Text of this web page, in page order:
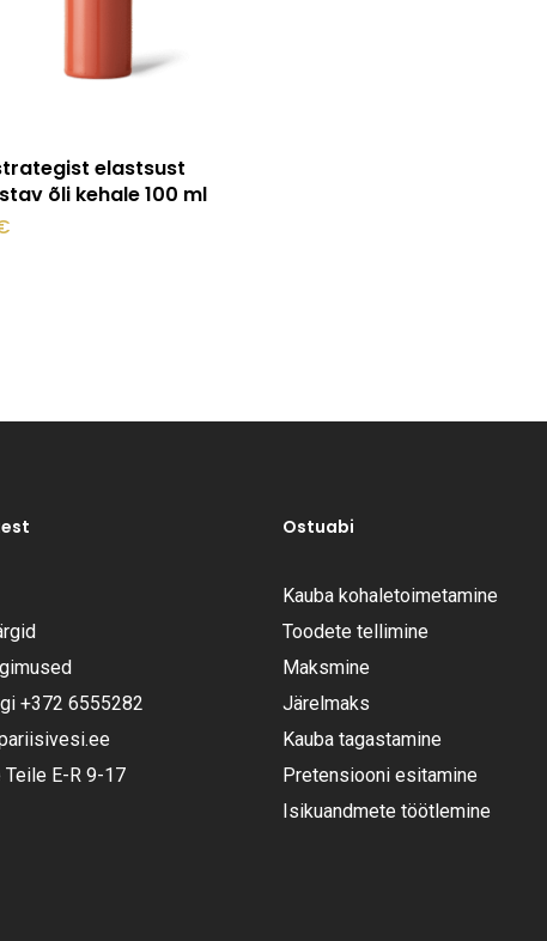
Lisa korvi
elastsust
õli kehale 100 ml
+372 6555282
Teile E-R 9-17
Ostuabi
Kauba kohaletoimetamine
Toodete tellimine
Maksmine
Järelmaks
Kauba tagastamine
Pretensiooni esitamine
Isikuandmete töötlemine